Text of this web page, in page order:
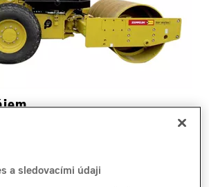
a sledovacími údaji